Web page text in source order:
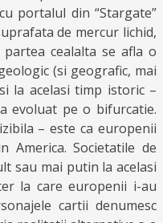
portalul din “Stargate”
de mercur lichid,
partea cealalta se afla o
(si geografic, mai
la acelasi timp istoric –
evoluat pe o bifurcatie.
– este ca europenii
America. Societatile de
sau mai putin la acelasi
la care europenii i-au
cartii denumesc